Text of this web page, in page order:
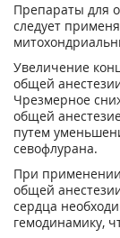
Препараты для
следует
Увеличение
общей
Чрезмерное
общей
путем
севофлурана.
При применении
общей
сердца
гемодинамику,